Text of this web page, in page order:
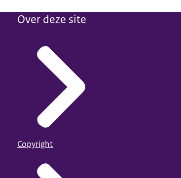
Over deze site
Copyright